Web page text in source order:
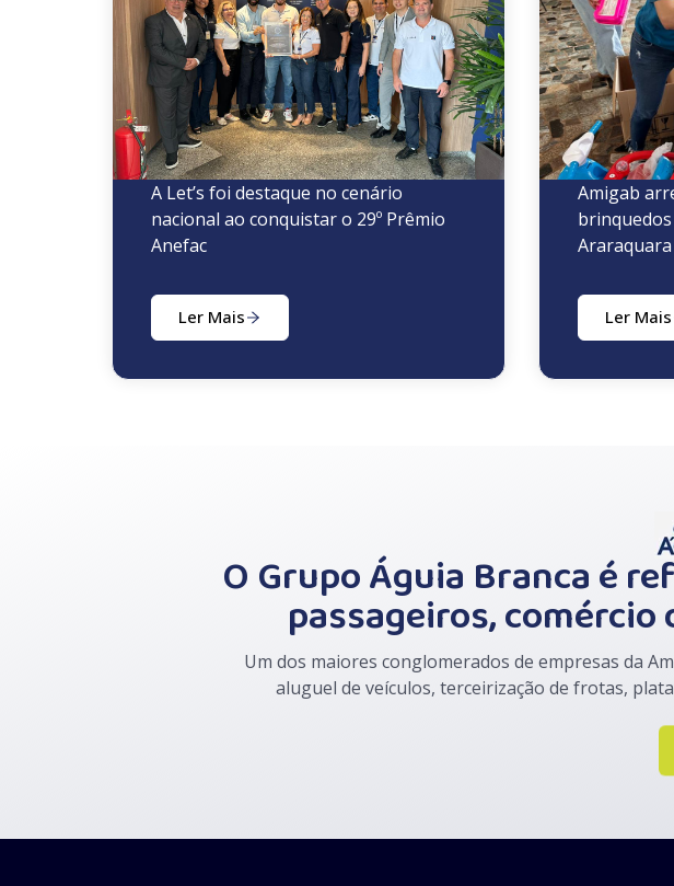
A Let’s foi destaque no cenário
nacional ao conquistar o 29º Prêmio
Anefac
Ler Mais
Amigab
Araraquara
Ler Mais
O Grupo Águia Branca é
passageiros,
Um dos maiores conglomerados de empresas da
aluguel de veículos, terceirização de frotas,